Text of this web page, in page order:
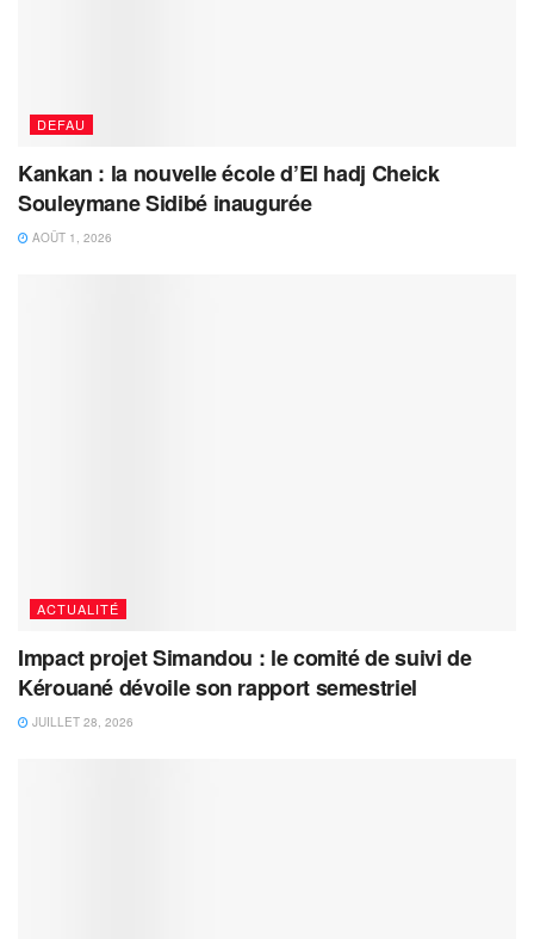
DEFAU
Kankan : la nouvelle école d’El hadj Cheick
Souleymane Sidibé inaugurée
AOÛT 1, 2026
ACTUALITÉ
Impact projet Simandou : le comité de suivi de
Kérouané dévoile son rapport semestriel
JUILLET 28, 2026